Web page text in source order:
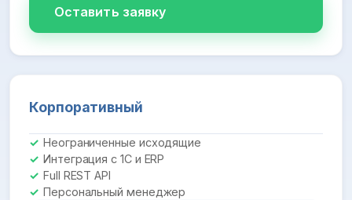
Оставить заявку
Корпоративный
Неограниченные исходящие
Интеграция с 1С и ERP
Full REST API
Персональный менеджер